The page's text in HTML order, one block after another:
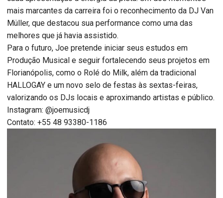
mais marcantes da carreira foi o reconhecimento da DJ Van
Müller, que destacou sua performance como uma das
melhores que já havia assistido.
Para o futuro, Joe pretende iniciar seus estudos em
Produção Musical e seguir fortalecendo seus projetos em
Florianópolis, como o Rolé do Milk, além da tradicional
HALLOGAY e um novo selo de festas às sextas-feiras,
valorizando os DJs locais e aproximando artistas e público.
Instagram: @joemusicdj
Contato: +55 48 93380-1186